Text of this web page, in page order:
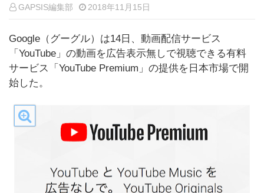
GAPSIS編集部 2018年11月15日
Google（グーグル）は14日、動画配信サービス
「YouTube」の動画を広告表示無しで視聴できる有料
サービス「YouTube Premium」の提供を日本市場で開
始した。